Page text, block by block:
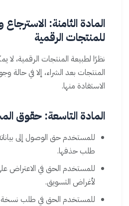
المادة الثامنة: الاسترجاع
للمنتجات الرقمية
نظرًا لطبيعة المنتجات الرقمية، لا
المنتجات بعد الشراء، إلا في حالة
الاستفادة منها.
المادة التاسعة: حقوق
للمستخدم حق الوصول إلى
طلب حذفها.
للمستخدم الحق في الاعتراض
لأغراض التسويق.
للمستخدم الحق في طلب نسخة